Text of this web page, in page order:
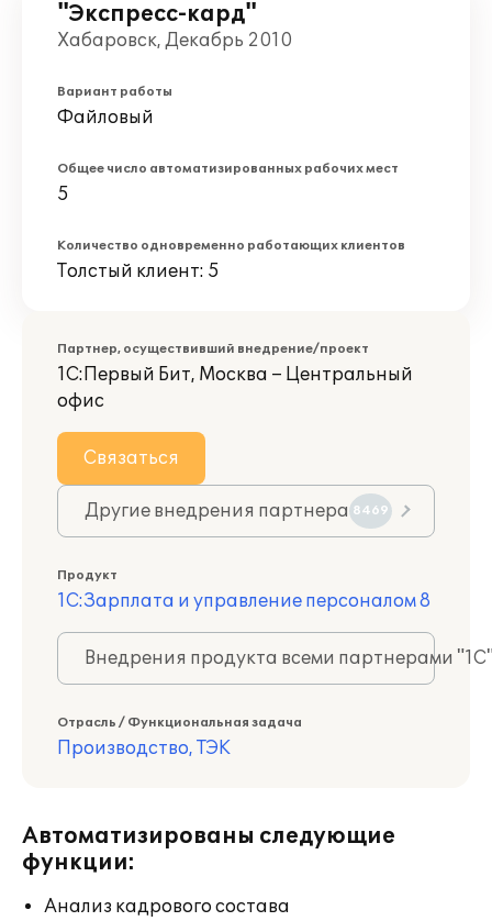
"Экспресс-кард"
Хабаровск, Декабрь 2010
Вариант работы
Файловый
Общее число автоматизированных рабочих мест
5
Количество одновременно работающих клиентов
Толстый клиент: 5
Партнер, осуществивший внедрение/проект
1С:Первый Бит, Москва – Центральный
офис
Связаться
Другие внедрения партнера 8469
Продукт
1С:Зарплата и управление персоналом 8
Внедрения продукта всеми партнерами
Отрасль / Функциональная задача
Производство, ТЭК
Автоматизированы следующие
функции:
Анализ кадрового состава